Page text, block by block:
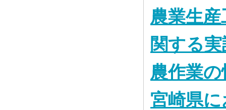
農業生
関する
農作業
宮崎県